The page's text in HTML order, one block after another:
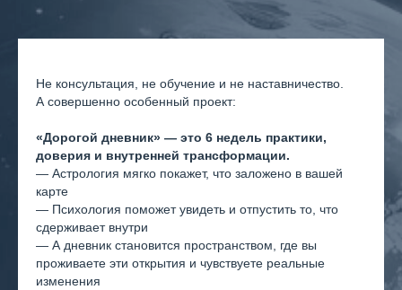
Не консультация, не обучение и не наставничество.
А совершенно особенный проект:
«Дорогой дневник» — это 6 недель практики,
доверия и внутренней трансформации.
— Астрология мягко покажет, что заложено в вашей
карте
— Психология поможет увидеть и отпустить то, что
сдерживает внутри
— А дневник становится пространством, где вы
проживаете эти открытия и чувствуете реальные
изменения